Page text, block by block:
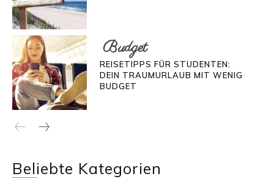
Budget
REISETIPPS FÜR STUDENTEN:
DEIN TRAUMURLAUB MIT WENIG
BUDGET
Beliebte Kategorien